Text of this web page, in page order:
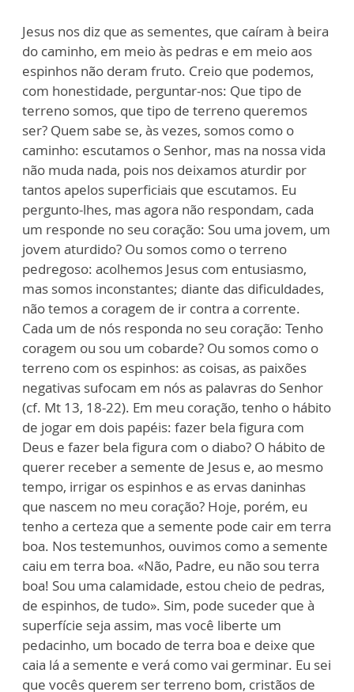
Jesus nos diz que as sementes, que caíram à beira
do caminho, em meio às pedras e em meio aos
espinhos não deram fruto. Creio que podemos,
com honestidade, perguntar-nos: Que tipo de
terreno somos, que tipo de terreno queremos
ser? Quem sabe se, às vezes, somos como o
caminho: escutamos o Senhor, mas na nossa vida
não muda nada, pois nos deixamos aturdir por
tantos apelos superficiais que escutamos. Eu
pergunto-lhes, mas agora não respondam, cada
um responde no seu coração: Sou uma jovem, um
jovem aturdido? Ou somos como o terreno
pedregoso: acolhemos Jesus com entusiasmo,
mas somos inconstantes; diante das dificuldades,
não temos a coragem de ir contra a corrente.
Cada um de nós responda no seu coração: Tenho
coragem ou sou um cobarde? Ou somos como o
terreno com os espinhos: as coisas, as paixões
negativas sufocam em nós as palavras do Senhor
(cf. Mt 13, 18-22). Em meu coração, tenho o hábito
de jogar em dois papéis: fazer bela figura com
Deus e fazer bela figura com o diabo? O hábito de
querer receber a semente de Jesus e, ao mesmo
tempo, irrigar os espinhos e as ervas daninhas
que nascem no meu coração? Hoje, porém, eu
tenho a certeza que a semente pode cair em terra
boa. Nos testemunhos, ouvimos como a semente
caiu em terra boa. «Não, Padre, eu não sou terra
boa! Sou uma calamidade, estou cheio de pedras,
de espinhos, de tudo». Sim, pode suceder que à
superfície seja assim, mas você liberte um
pedacinho, um bocado de terra boa e deixe que
caia lá a semente e verá como vai germinar. Eu sei
que vocês querem ser terreno bom, cristãos de